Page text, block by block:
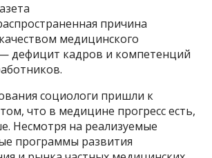
причина
медицинского
дефицит кадров и компетенций
социологи пришли к
что в медицине прогресс есть,
Несмотря на реализуемые
программы развития